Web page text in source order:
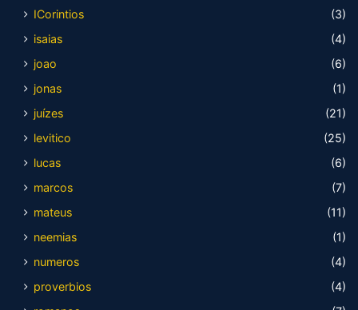
ICorintios
(3)
isaias
(4)
joao
(6)
jonas
(1)
juízes
(21)
levitico
(25)
lucas
(6)
marcos
(7)
mateus
(11)
neemias
(1)
numeros
(4)
proverbios
(4)